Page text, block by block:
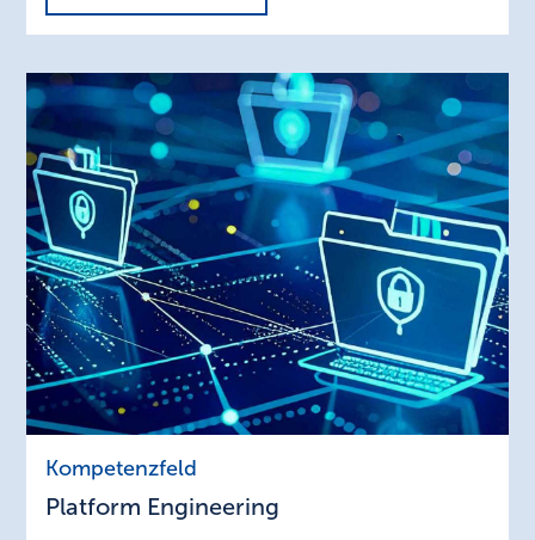
Engineering
Kompetenzfeld
Platform Engineering